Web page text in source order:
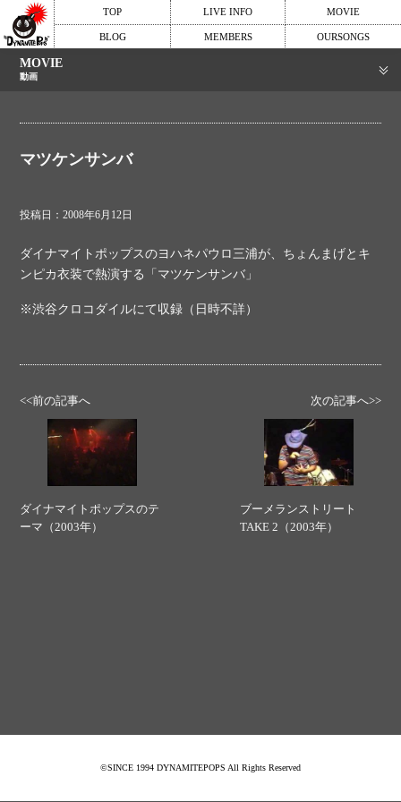
TOP LIVE INFO MOVIE
BLOG MEMBERS OURSONGS
MOVIE
動画
マツケンサンバ
投稿日：2008年6月12日
ダイナマイトポップスのヨハネパウロ三浦が、ちょんまげとキ
ンピカ衣装で熱演する「マツケンサンバ」
※渋谷クロコダイルにて収録（日時不詳）
<<前の記事へ
ダイナマイトポップスのテ
ーマ（2003年）
次の記事へ>>
ブーメランストリート
TAKE 2（2003年）
©SINCE 1994 DYNAMITEPOPS All Rights Reserved